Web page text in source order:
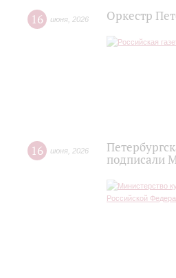
16 июня 2026 Оркестр
16 июня 2026
подписали